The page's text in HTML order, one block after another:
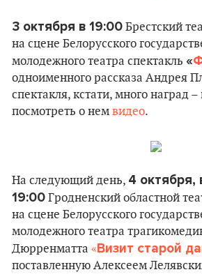
3 октября в 19:00 Брестский
на сцене Белорусского
молодежного театра спектакль «
одноименного рассказа Андрея
спектакля, кстати, много наград
посмотреть о нем видео.
На следующий день, 4 октября,
19:00 Гродненский областной
на сцене Белорусского
молодежного театра
Дюрренматта «Визит старой
поставленную Алексеем